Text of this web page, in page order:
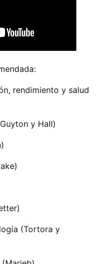
rendimiento y salud
y Hall)
(Tortora y